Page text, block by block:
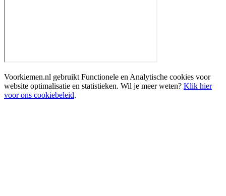
Voorkiemen.nl gebruikt Functionele en Analytische cookies voor
website optimalisatie en statistieken. Wil je meer weten? Klik hier
voor ons cookiebeleid.